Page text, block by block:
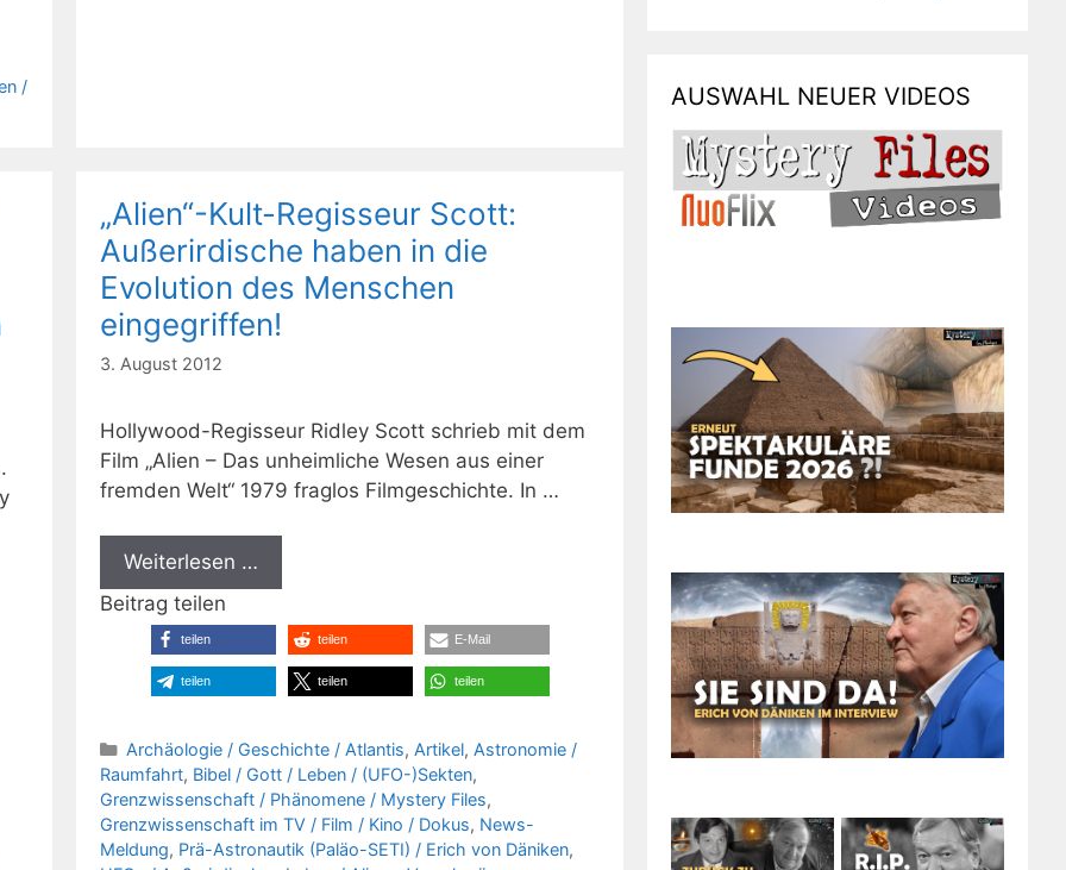
/
„Alien“-Kult-Regisseur Scott:
Außerirdische haben in die
Evolution des Menschen
eingegriffen!
3. August 2012
Hollywood-Regisseur Ridley Scott schrieb mit dem
Film „Alien – Das unheimliche Wesen aus einer
fremden Welt“ 1979 fraglos Filmgeschichte. In …
Weiterlesen …
Beitrag teilen
teilen teilen E-Mail
teilen teilen teilen
Kategorien
Archäologie / Geschichte / Atlantis, Artikel, Astronomie /
Raumfahrt, Bibel / Gott / Leben / (UFO-)Sekten,
Grenzwissenschaft / Phänomene / Mystery Files,
Grenzwissenschaft im TV / Film / Kino / Dokus, News-
Meldung, Prä-Astronautik (Paläo-SETI) / Erich von Däniken,
AUSWAHL NEUER VIDEOS